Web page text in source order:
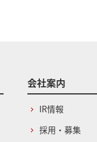
会社案内
IR情報
採用・募集